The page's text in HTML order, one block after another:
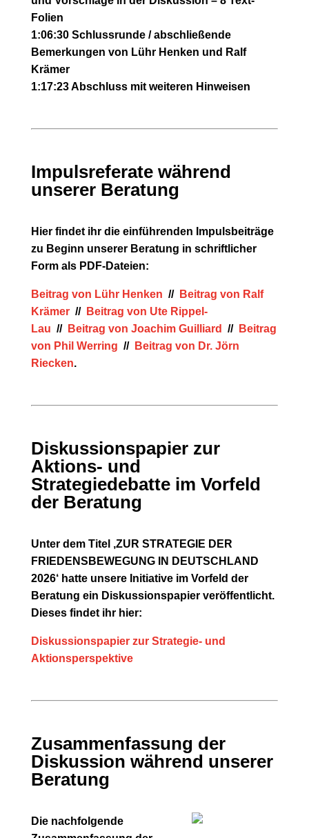
Folien
1:06:30 Schlussrunde / abschließende
Bemerkungen von Lühr Henken und Ralf
Krämer
1:17:23 Abschluss mit weiteren Hinweisen
Impulsreferate während
unserer Beratung
Hier findet ihr die einführenden Impulsbeiträge
zu Beginn unserer Beratung in schriftlicher
Form als PDF-Dateien:
Beitrag von Lühr Henken // Beitrag von Ralf
Krämer// Beitrag von Ute Rippel-
Lau // Beitrag von Joachim Guilliard // Beitrag
von Phil Werring // Beitrag von Dr. Jörn
Riecken.
Diskussionspapier zur
Aktions- und
Strategiedebatte im Vorfeld
der Beratung
Unter dem Titel ‚ZUR STRATEGIE DER
FRIEDENSBEWEGUNG IN DEUTSCHLAND
2026‘ hatte unsere Initiative im Vorfeld der
Beratung ein Diskussionspapier veröffentlicht.
Dieses findet ihr hier:
Diskussionspapier zur Strategie- und
Aktionsperspektive
Zusammenfassung der
Diskussion während unserer
Beratung
Die nachfolgende